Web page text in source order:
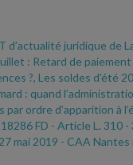
d’actualité juridique de
: Retard de
?, Les soldes d'été
: quand
ordre d’apparition à
FD - Article L. 310 -
mai 2019 - CAA Nantes